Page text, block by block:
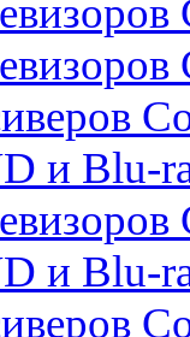
и Blu-
и Blu-